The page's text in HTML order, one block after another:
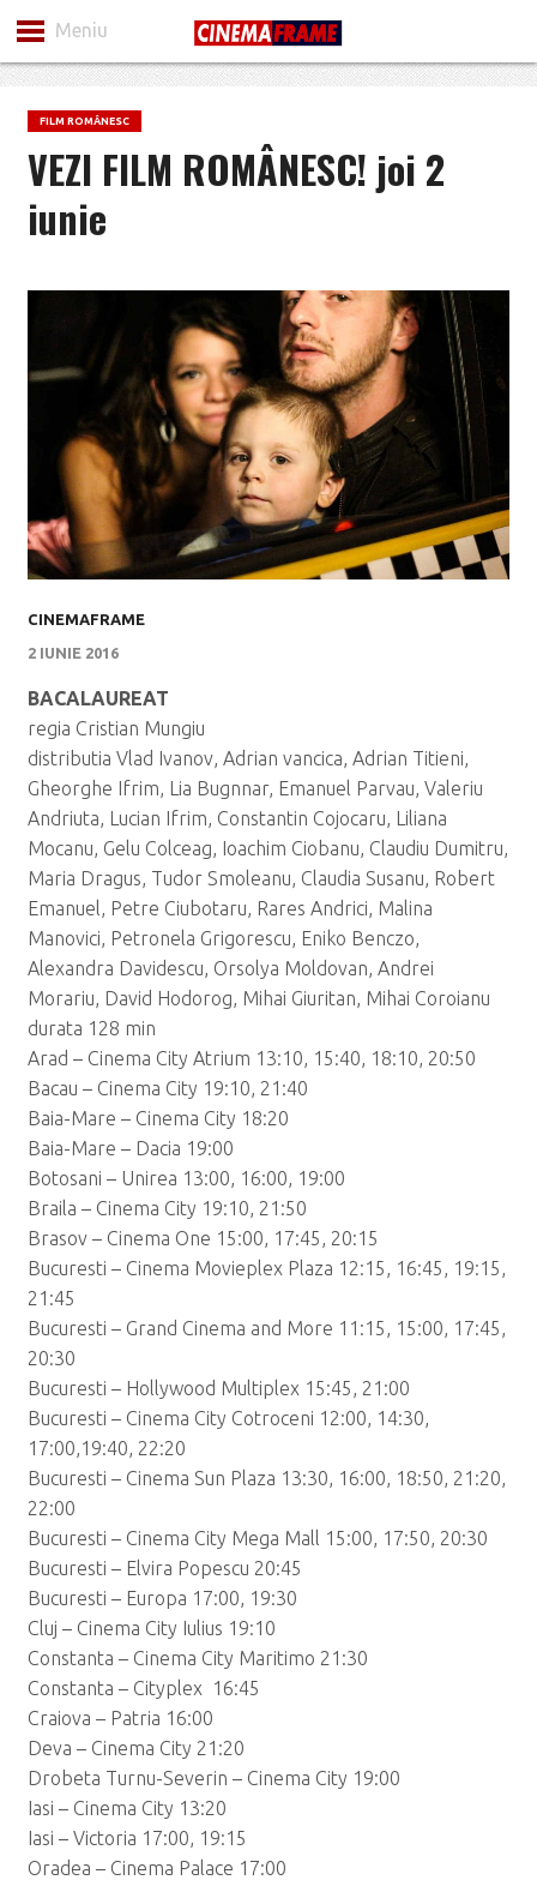
Meniu
FILM ROMÂNESC
VEZI FILM ROMÂNESC! joi 2
iunie
CINEMAFRAME
2 IUNIE 2016
BACALAUREAT
regia Cristian Mungiu
distributia Vlad Ivanov, Adrian vancica, Adrian Titieni,
Gheorghe Ifrim, Lia Bugnnar, Emanuel Parvau, Valeriu
Andriuta, Lucian Ifrim, Constantin Cojocaru, Liliana
Mocanu, Gelu Colceag, Ioachim Ciobanu, Claudiu Dumitru,
Maria Dragus, Tudor Smoleanu, Claudia Susanu, Robert
Emanuel, Petre Ciubotaru, Rares Andrici, Malina
Manovici, Petronela Grigorescu, Eniko Benczo,
Alexandra Davidescu, Orsolya Moldovan, Andrei
Morariu, David Hodorog, Mihai Giuritan, Mihai Coroianu
durata 128 min
Arad – Cinema City Atrium 13:10, 15:40, 18:10, 20:50
Bacau – Cinema City 19:10, 21:40
Baia-Mare – Cinema City 18:20
Baia-Mare – Dacia 19:00
Botosani – Unirea 13:00, 16:00, 19:00
Braila – Cinema City 19:10, 21:50
Brasov – Cinema One 15:00, 17:45, 20:15
Bucuresti – Cinema Movieplex Plaza 12:15, 16:45, 19:15,
21:45
Bucuresti – Grand Cinema and More 11:15, 15:00, 17:45,
20:30
Bucuresti – Hollywood Multiplex 15:45, 21:00
Bucuresti – Cinema City Cotroceni 12:00, 14:30,
17:00,19:40, 22:20
Bucuresti – Cinema Sun Plaza 13:30, 16:00, 18:50, 21:20,
22:00
Bucuresti – Cinema City Mega Mall 15:00, 17:50, 20:30
Bucuresti – Elvira Popescu 20:45
Bucuresti – Europa 17:00, 19:30
Cluj – Cinema City Iulius 19:10
Constanta – Cinema City Maritimo 21:30
Constanta – Cityplex 16:45
Craiova – Patria 16:00
Deva – Cinema City 21:20
Drobeta Turnu-Severin – Cinema City 19:00
Iasi – Cinema City 13:20
Iasi – Victoria 17:00, 19:15
Oradea – Cinema Palace 17:00